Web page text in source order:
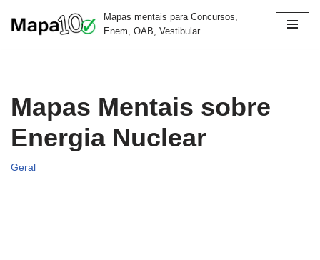
Mapas mentais para Concursos,
Enem, OAB, Vestibular
Mapas Mentais sobre
Energia Nuclear
Geral